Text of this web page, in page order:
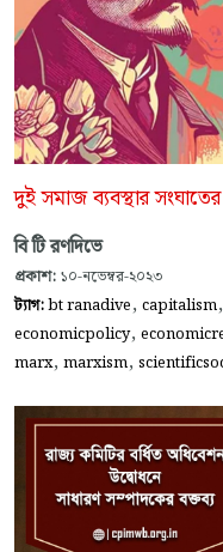
দুই সমাজ ব্যবস্থার
বি টি রণদিভে
প্রকাশ: ১০-নভেম্বর-২০২৩
ট্যাগ:bt ranadive, capitalism,
economicpolicy,
marx, marxism,